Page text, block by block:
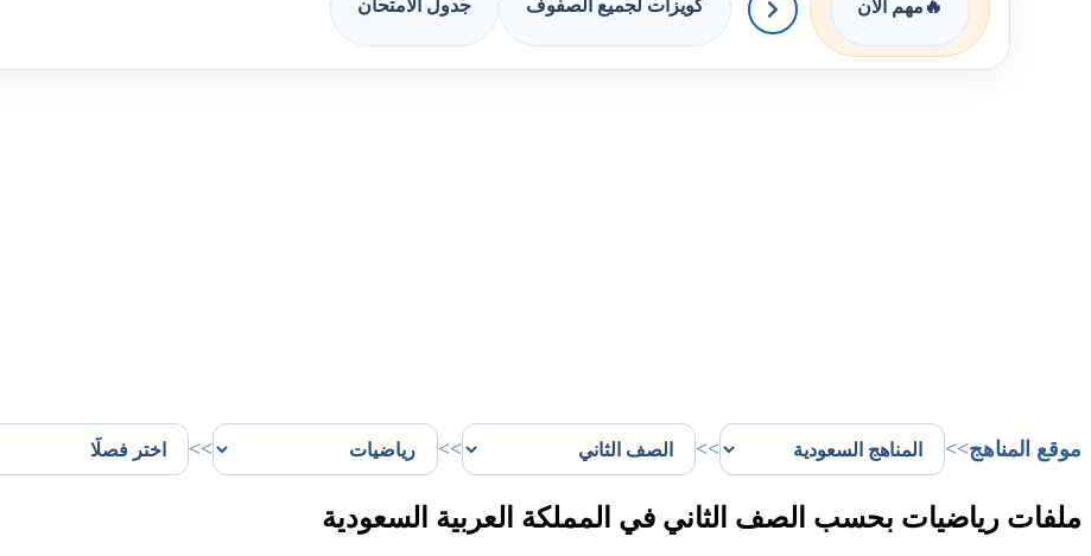
🔥 مهم الآن كويزات لجميع الصفوف جدول الامتحان
موقع المناهج>>
>>
>>
>>
ملفات رياضيات بحسب الصف الثاني في المملكة العربية السعودية